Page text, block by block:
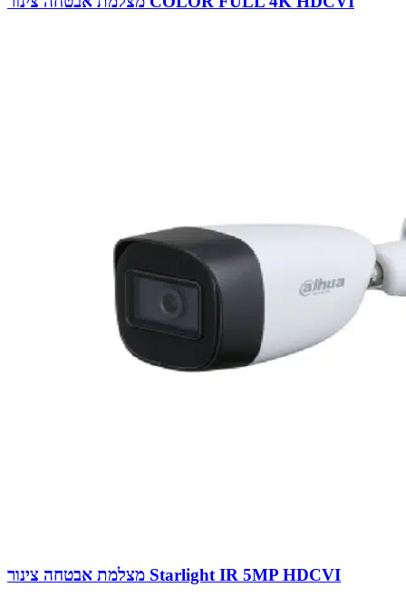
מצלמת אבטחה צינור Starlight IR 5MP HDCVI